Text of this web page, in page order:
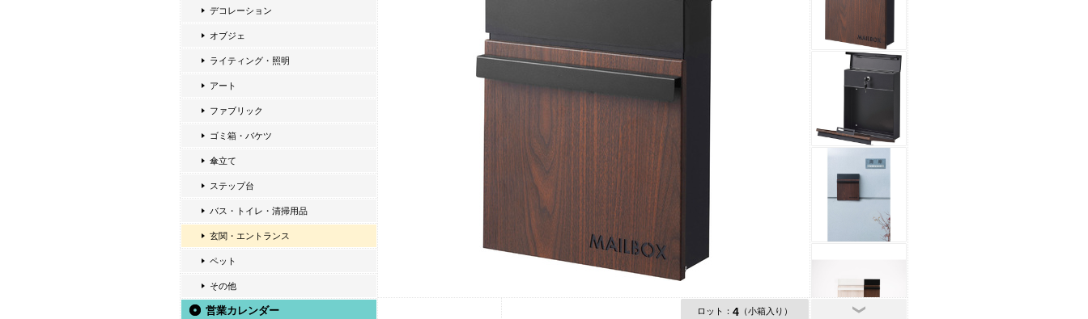
デコレーション
オブジェ
ライティング・照明
アート
ファブリック
ゴミ箱・バケツ
傘立て
ステップ台
バス・トイレ・清掃用品
玄関・エントランス
ペット
その他
営業カレンダー ロット： 4 （小箱入り）